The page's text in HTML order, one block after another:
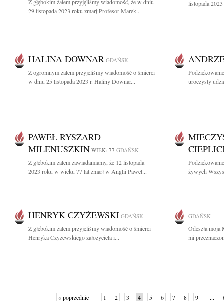
29 listopada 2023 roku zmarł Profesor Marek...
listopada
HALINA DOWNAR GDAŃSK
Z ogromnym żalem przyjęliśmy wiadomość o śmierci
w dniu 25 listopada 2023 r. Haliny Downar...
uroczysty
PAWEŁ RYSZARD
MILENUSZKIN WIEK: 77 GDAŃSK
Z głębokim żalem zawiadamiamy, że 12 listopada
2023 roku w wieku 77 lat zmarł w Anglii Paweł...
żywych
HENRYK CZYŻEWSKI GDAŃSK
Z głębokim żalem przyjęliśmy wiadomość o śmierci
Henryka Czyżewskiego założyciela i...
GDAŃSK
Odeszła moja
mi
« poprzednie 1 2 3 4 5 6 7 8 9 ...